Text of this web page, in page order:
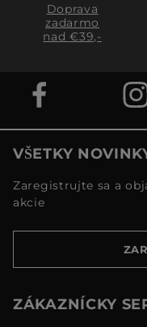
Doprava
zadarmo
nad €39,-
VŠETKY
Zaregistrujte sa a
akcie
ZÁKAZNÍCKY